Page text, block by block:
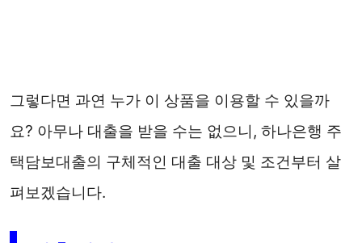
그렇다면 과연 누가 이 상품을 이용할 수 있을까
요? 아무나 대출을 받을 수는 없으니, 하나은행 주
택담보대출의 구체적인 대출 대상 및 조건부터 살
펴보겠습니다.